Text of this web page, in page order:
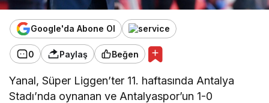
Google'da Abone Ol
0 Paylaş Beğen
Yanal, Süper Liggen’ter 11. haftasında Antalya
Stadı’nda oynanan ve Antalyaspor’un 1-0